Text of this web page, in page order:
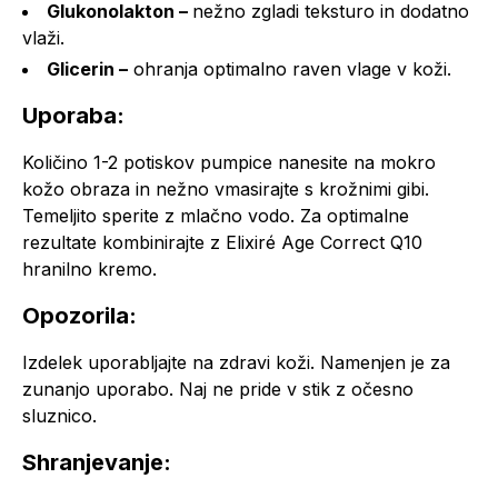
Glukonolakton – nežno zgladi teksturo in dodatno
vlaži.
Glicerin – ohranja optimalno raven vlage v koži.
Uporaba:
Količino 1-2 potiskov pumpice nanesite na mokro
kožo obraza in nežno vmasirajte s krožnimi gibi.
Temeljito sperite z mlačno vodo. Za optimalne
rezultate kombinirajte z Elixiré Age Correct Q10
hranilno kremo.
Opozorila:
Izdelek uporabljajte na zdravi koži. Namenjen je za
zunanjo uporabo. Naj ne pride v stik z očesno
sluznico.
Shranjevanje: